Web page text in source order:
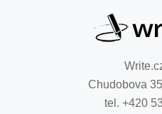
Chudobova
tel. +420